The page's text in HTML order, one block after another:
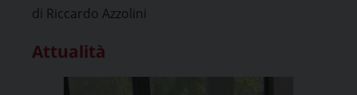
di Riccardo Azzolini
Attualità